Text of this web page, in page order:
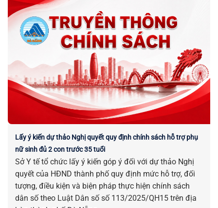
Lấy ý kiến dự thảo Nghị quyết quy định chính sách hỗ trợ phụ
nữ sinh đủ 2 con trước 35 tuổi
Sở Y tế tổ chức lấy ý kiến góp ý đối với dự thảo Nghị
quyết của HĐND thành phố quy định mức hỗ trợ, đối
tượng, điều kiện và biện pháp thực hiện chính sách
dân số theo Luật Dân số số 113/2025/QH15 trên địa